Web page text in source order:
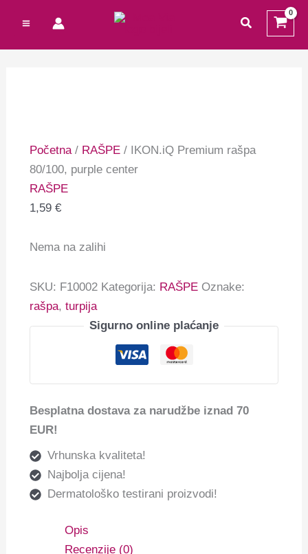
sadržaj
traži
Početna / RAŠPE / IKON.iQ Premium rašpa
80/100, purple center
RAŠPE
1,59€
Nema na zalihi
SKU: F10002 Kategorija: RAŠPE Oznake:
rašpa,turpija
Sigurno online plaćanje
Besplatna dostava za narudžbe iznad 70
EUR!
Vrhunska kvaliteta!
Najbolja cijena!
Dermatološko testirani proizvodi!
Opis
Recenzije (0)
Izvorna
bila
je:
Izvorna
bila
je:
Total: